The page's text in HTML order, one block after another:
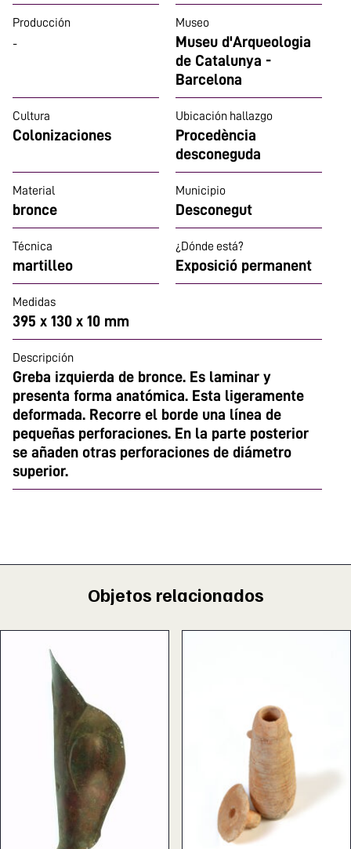
Producción
-
Museo
Museu d'Arqueologia
de Catalunya -
Barcelona
Cultura
Colonizaciones
Ubicación hallazgo
Procedència
desconeguda
Material
bronce
Municipio
Desconegut
Técnica
martilleo
¿Dónde está?
Exposició permanent
Medidas
395 x 130 x 10 mm
Descripción
Greba izquierda de bronce. Es laminar y
presenta forma anatómica. Esta ligeramente
deformada. Recorre el borde una línea de
pequeñas perforaciones. En la parte posterior
se añaden otras perforaciones de diámetro
superior.
Objetos relacionados